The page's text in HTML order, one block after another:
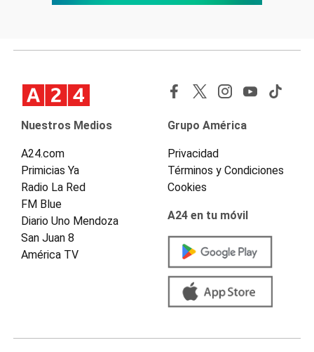
Nuestros Medios
A24.com
Primicias Ya
Radio La Red
FM Blue
Diario Uno Mendoza
San Juan 8
América TV
Grupo América
Privacidad
Términos y Condiciones
Cookies
A24 en tu móvil